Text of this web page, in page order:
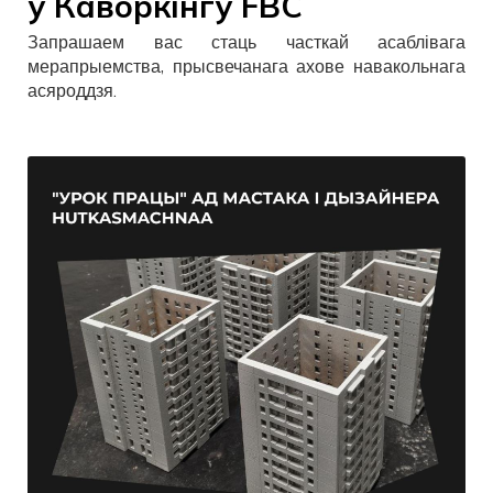
Запрашаем вас стаць часткай асаблівага
мерапрыемства, прысвечанага ахове навакольнага
асяроддзя.